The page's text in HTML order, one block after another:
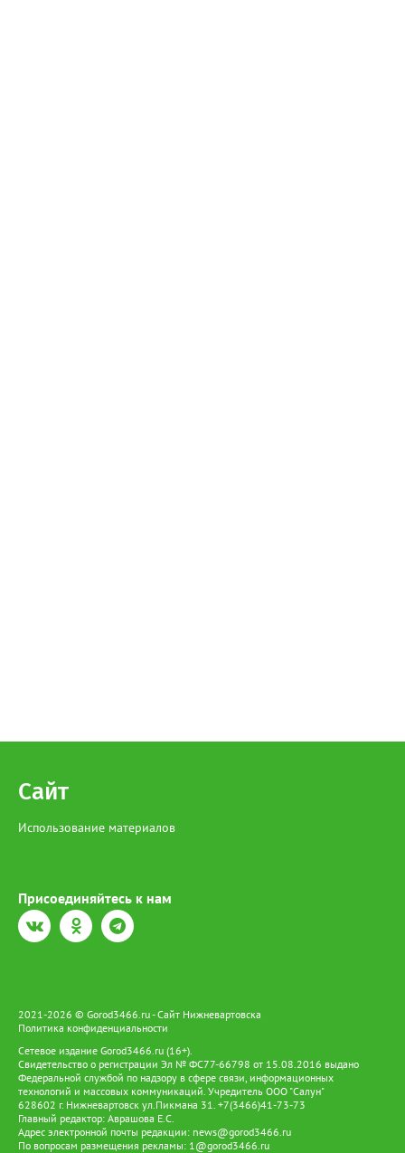
Сайт
Использование материалов
Присоединяйтесь к нам
2021-2026 © Gorod3466.ru - Сайт Нижневартовска
Политика конфиденциальности
Сетевое издание Gorod3466.ru (16+).
Свидетельство о регистрации Эл № ФС77-66798 от 15.08.2016 выдано
Федеральной службой по надзору в сфере связи, информационных
технологий и массовых коммуникаций. Учредитель ООО "Салун"
628602 г. Нижневартовск ул.Пикмана 31. +7(3466)41-73-73
Главный редактор: Аврашова Е.С.
Адрес электронной почты редакции: news@gorod3466.ru
По вопросам размещения рекламы: 1@gorod3466.ru